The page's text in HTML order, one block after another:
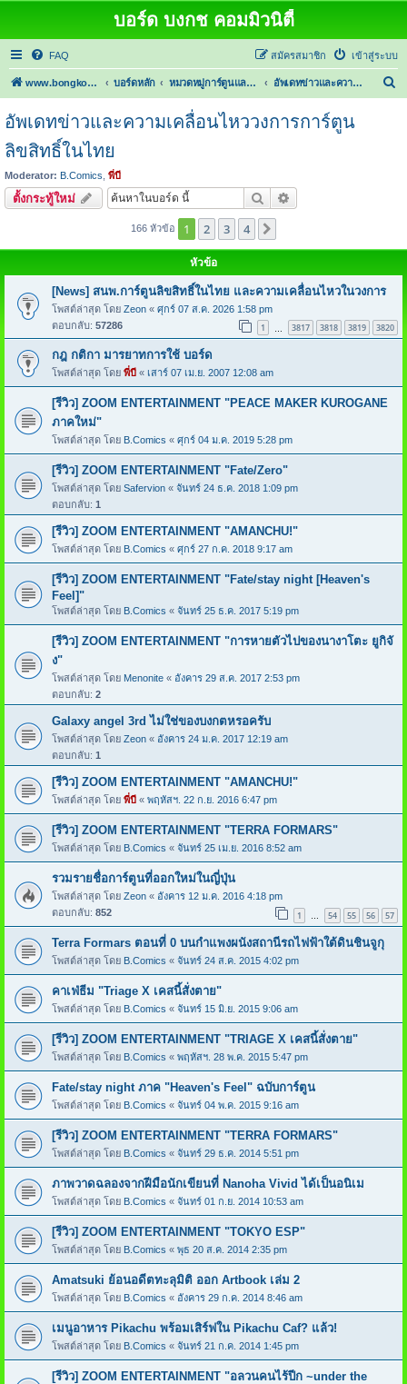
บอร์ด บงกช คอมมิวนิตี้
FAQ เข้าสู่ระบบ
สมัครสมาชิก
www.bongkoch.com บอร์ดหลัก หมวดหมู่การ์ตูนและนิยาย อัพเดทข่าวและความเคลื่อนไหววงการการ์ตูนลิขสิทธิ์ในไทย
อัพเดทข่าวและความเคลื่อนไหววงการการ์ตูน
ลิขสิทธิ์ในไทย
Moderator: B.Comics พี่บี
ตั้งกระทู้ใหม่ ค้นหา
166 หัวข้อ 1 2 3 4
หัวข้อ
[News] สนพ.การ์ตูนลิขสิทธิ์ในไทย และความเคลื่อนไหวในวงการ
โพสต์ล่าสุด โดย Zeon « ศุกร์ 07 ส.ค. 2026 1:58 pm
ตอบกลับ: 57286 1 3817 3818 3819 3820
กฎ กติกา มารยาทการใช้ บอร์ด
โพสต์ล่าสุด โดย พี่บี « เสาร์ 07 เม.ย. 2007 12:08 am
[รีวิว] ZOOM ENTERTAINMENT "PEACE MAKER KUROGANE
ภาคใหม่"
โพสต์ล่าสุด โดย B.Comics « ศุกร์ 04 ม.ค. 2019 5:28 pm
[รีวิว] ZOOM ENTERTAINMENT "Fate/Zero"
โพสต์ล่าสุด โดย Safervion « จันทร์ 24 ธ.ค. 2018 1:09 pm
ตอบกลับ: 1
[รีวิว] ZOOM ENTERTAINMENT "AMANCHU!"
โพสต์ล่าสุด โดย B.Comics « ศุกร์ 27 ก.ค. 2018 9:17 am
[รีวิว] ZOOM ENTERTAINMENT "Fate/stay night [Heaven's
Feel]"
โพสต์ล่าสุด โดย B.Comics « จันทร์ 25 ธ.ค. 2017 5:19 pm
[รีวิว] ZOOM ENTERTAINMENT "การหายตัวไปของนางาโตะ ยูกิจั
ง"
โพสต์ล่าสุด โดย Menonite « อังคาร 29 ส.ค. 2017 2:53 pm
ตอบกลับ: 2
Galaxy angel 3rd ไม่ใช่ของบงกตหรอครับ
โพสต์ล่าสุด โดย Zeon « อังคาร 24 ม.ค. 2017 12:19 am
ตอบกลับ: 1
[รีวิว] ZOOM ENTERTAINMENT "AMANCHU!"
โพสต์ล่าสุด โดย พี่บี « พฤหัสฯ. 22 ก.ย. 2016 6:47 pm
[รีวิว] ZOOM ENTERTAINMENT "TERRA FORMARS"
โพสต์ล่าสุด โดย B.Comics « จันทร์ 25 เม.ย. 2016 8:52 am
รวมรายชื่อการ์ตูนที่ออกใหม่ในญี่ปุ่น
โพสต์ล่าสุด โดย Zeon « อังคาร 12 ม.ค. 2016 4:18 pm
ตอบกลับ: 852 1 … 54 55 56 57
Terra Formars ตอนที่ 0 บนกำแพงผนังสถานีรถไฟฟ้าใต้ดินชินจูกุ
โพสต์ล่าสุด โดย B.Comics « จันทร์ 24 ส.ค. 2015 4:02 pm
คาเฟ่ธีม "Triage X เคสนี้สั่งตาย"
โพสต์ล่าสุด โดย B.Comics « จันทร์ 15 มิ.ย. 2015 9:06 am
[รีวิว] ZOOM ENTERTAINMENT "TRIAGE X เคสนี้สั่งตาย"
โพสต์ล่าสุด โดย B.Comics « พฤหัสฯ. 28 พ.ค. 2015 5:47 pm
Fate/stay night ภาค "Heaven's Feel" ฉบับการ์ตูน
โพสต์ล่าสุด โดย B.Comics « จันทร์ 04 พ.ค. 2015 9:16 am
[รีวิว] ZOOM ENTERTAINMENT "TERRA FORMARS"
โพสต์ล่าสุด โดย B.Comics « จันทร์ 29 ธ.ค. 2014 5:51 pm
ภาพวาดฉลองจากฝีมือนักเขียนที่ Nanoha Vivid ได้เป็นอนิเม
โพสต์ล่าสุด โดย B.Comics « จันทร์ 01 ก.ย. 2014 10:53 am
[รีวิว] ZOOM ENTERTAINMENT "TOKYO ESP"
โพสต์ล่าสุด โดย B.Comics « พุธ 20 ส.ค. 2014 2:35 pm
Amatsuki ย้อนอดีตทะลุมิติ ออก Artbook เล่ม 2
โพสต์ล่าสุด โดย B.Comics « อังคาร 29 ก.ค. 2014 8:46 am
เมนูอาหาร Pikachu พร้อมเสิร์ฟใน Pikachu Caf? แล้ว!
โพสต์ล่าสุด โดย B.Comics « จันทร์ 21 ก.ค. 2014 1:45 pm
[รีวิว] ZOOM ENTERTAINMENT "อลวนคนไร้ปีก ~under the